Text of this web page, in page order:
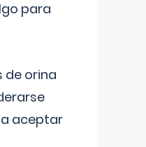
para
de orina
aceptar